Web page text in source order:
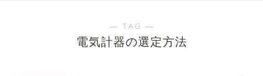
― TAG ―
電気計器の選定方法